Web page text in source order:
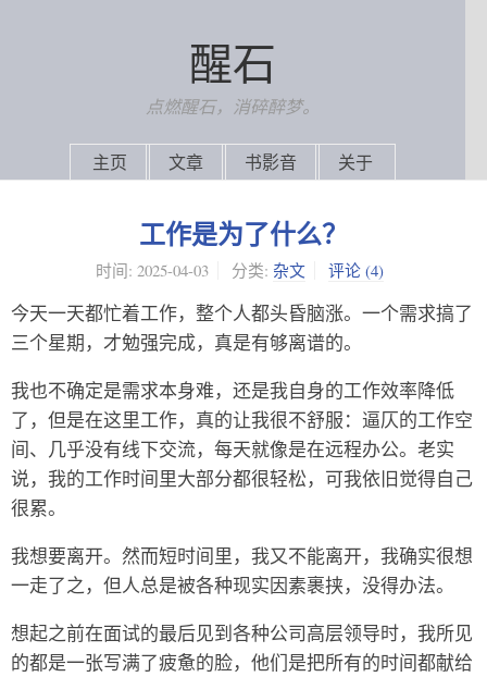
醒石
点燃醒石，消碎醉梦。
主页 文章 书影音 关于
工作是为了什么？
时间: 2025-04-03 分类: 杂文 评论 (4)
今天一天都忙着工作，整个人都头昏脑涨。一个需求搞了
三个星期，才勉强完成，真是有够离谱的。
我也不确定是需求本身难，还是我自身的工作效率降低
了，但是在这里工作，真的让我很不舒服：逼仄的工作空
间、几乎没有线下交流，每天就像是在远程办公。老实
说，我的工作时间里大部分都很轻松，可我依旧觉得自己
很累。
我想要离开。然而短时间里，我又不能离开，我确实很想
一走了之，但人总是被各种现实因素裹挟，没得办法。
想起之前在面试的最后见到各种公司高层领导时，我所见
的都是一张写满了疲惫的脸，他们是把所有的时间都献给